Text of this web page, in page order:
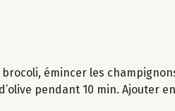
émincer les
pendant 10 min. Ajouter